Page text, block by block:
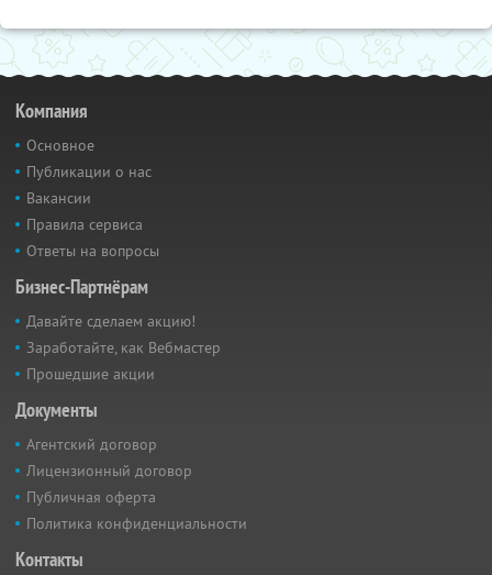
Компания
Основное
Публикации о нас
Вакансии
Правила сервиса
Ответы на вопросы
Бизнес-Партнёрам
Давайте сделаем акцию!
Заработайте, как Вебмастер
Прошедшие акции
Документы
Агентский договор
Лицензионный договор
Публичная оферта
Политика конфиденциальности
Контакты